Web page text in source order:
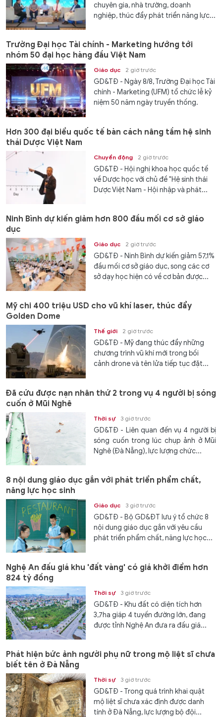
chuyên gia, nhà trường, doanh
nghiệp, thúc đẩy phát triển năng lực...
Trường Đại học Tài chính - Marketing hướng tới
nhóm 50 đại học hàng đầu Việt Nam
Giáo dục 2 giờ trước
GD&TĐ - Ngày 8/8, Trường Đại học Tài
chính - Marketing (UFM) tổ chức lễ kỷ
niệm 50 năm ngày truyền thống.
Hơn 300 đại biểu quốc tế bàn cách nâng tầm hệ sinh
thái Dược Việt Nam
Chuyển động 2 giờ trước
GD&TĐ - Hội nghị khoa học quốc tế
về Dược học với chủ đề "Hệ sinh thái
Dược Việt Nam - Hội nhập và phát...
Ninh Bình dự kiến giảm hơn 800 đầu mối cơ sở giáo
dục
Giáo dục 2 giờ trước
GD&TĐ - Ninh Bình dự kiến giảm 57,1%
đầu mối cơ sở giáo dục, song các cơ
sở dạy học hiện có về cơ bản được...
Mỹ chi 400 triệu USD cho vũ khí laser, thúc đẩy
Golden Dome
Thế giới 2 giờ trước
GD&TĐ - Mỹ đang thúc đẩy những
chương trình vũ khí mới trong bối
cảnh drone và tên lửa tiếp tục đặt...
Đã cứu được nạn nhân thứ 2 trong vụ 4 người bị sóng
cuốn ở Mũi Nghê
Thời sự 3 giờ trước
GD&TĐ - Liên quan đến vụ 4 người bị
sóng cuốn trong lúc chụp ảnh ở Mũi
Nghê (Đà Nẵng), lực lượng chức...
8 nội dung giáo dục gắn với phát triển phẩm chất,
năng lực học sinh
Giáo dục 3 giờ trước
GD&TĐ - Bộ GD&ĐT lưu ý tổ chức 8
nội dung giáo dục gắn với yêu cầu
phát triển phẩm chất, năng lực học...
Nghệ An đấu giá khu 'đất vàng' có giá khởi điểm hơn
824 tỷ đồng
Thời sự 3 giờ trước
GD&TĐ - Khu đất có diện tích hơn
3,7ha giáp 4 tuyến đường lớn, đang
được tỉnh Nghệ An đưa ra đấu giá...
Phát hiện bức ảnh người phụ nữ trong mộ liệt sĩ chưa
biết tên ở Đà Nẵng
Thời sự 3 giờ trước
GD&TĐ - Trong quá trình khai quật
mộ liệt sĩ chưa xác định được danh
tính ở Đà Nẵng, lực lượng bộ đội...